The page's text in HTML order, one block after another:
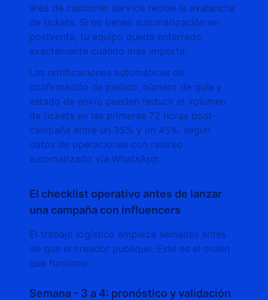
área de customer service recibe la avalancha
de tickets. Si no tienes automatización en
postventa, tu equipo queda enterrado
exactamente cuando más importa.
Las notificaciones automáticas de
confirmación de pedido, número de guía y
estado de envío pueden reducir el volumen
de tickets en las primeras 72 horas post-
campaña entre un 35% y un 45%, según
datos de operaciones con rastreo
automatizado vía WhatsApp.
El checklist operativo antes de lanzar
una campaña con influencers
El trabajo logístico empieza semanas antes
de que el creador publique. Este es el orden
que funciona.
Semana - 3 a 4: pronóstico y validación